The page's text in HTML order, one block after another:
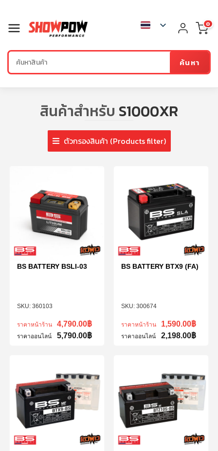
ค้นหา
0
สินค้าสำหรับ S1000XR
ตัวกรองสินค้า (Products filter)
360103
BS BATTERY BSLI-03
ราคาหน้าร้าน 4,790.00฿
ราคาออนไลน์ 5,790.00฿
300674
BS BATTERY BTX9 (FA)
ราคาหน้าร้าน 1,590.00฿
ราคาออนไลน์ 2,198.00฿